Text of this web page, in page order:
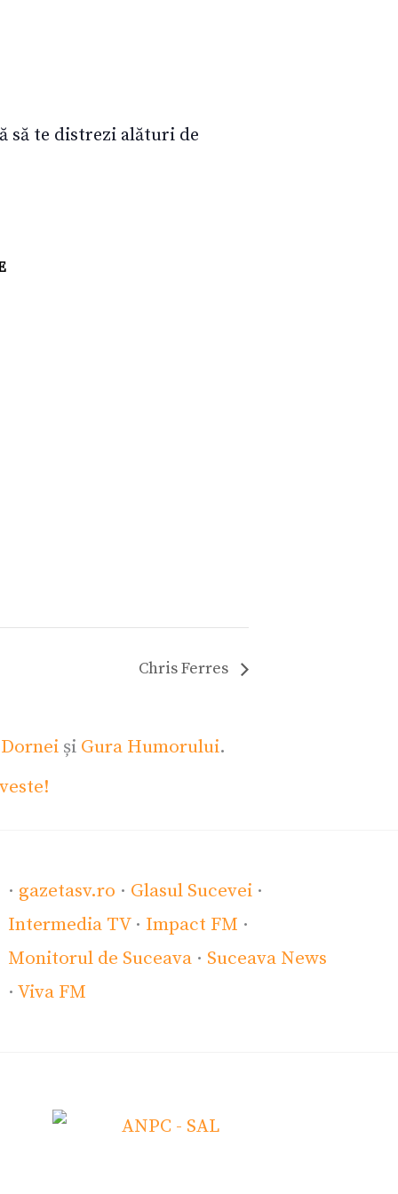
să te distrezi alături de
Chris Ferres
și Gura Humorului.
· gazetasv.ro · Glasul Sucevei ·
Intermedia TV· Impact FM ·
Monitorul de Suceava · Suceava News
·Viva FM